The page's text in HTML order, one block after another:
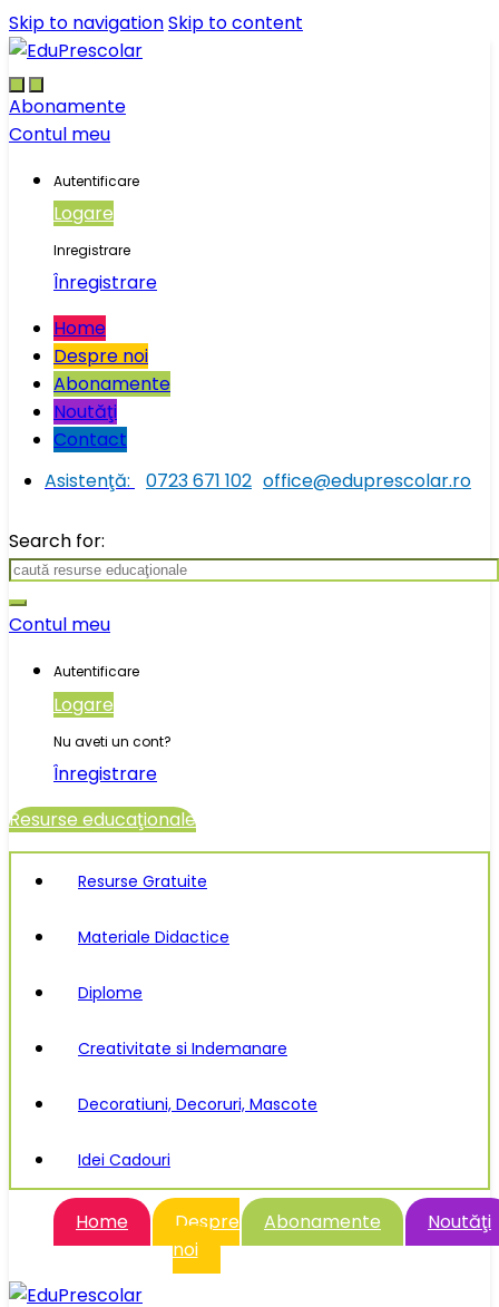
Skip to navigationSkip to content
Abonamente
Contul meu
Autentificare
Logare
Inregistrare
Înregistrare
Home
Despre noi
Abonamente
Noutăţi
Contact
Asistenţă:
0723 671 102 office@eduprescolar.ro
Search for:
Contul meu
Autentificare
Logare
Nu aveti un cont?
Înregistrare
Resurse educaţionale
Resurse Gratuite
Materiale Didactice
Diplome
Creativitate si Indemanare
Decoratiuni, Decoruri, Mascote
Idei Cadouri
Home
Despre
noi
Abonamente Noutăţi